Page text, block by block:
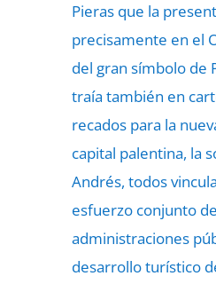
Pieras que la
precisamente en el
del gran símbolo de
traía también en
recados para la
capital palentina, la
Andrés, todos
esfuerzo conjunto
administraciones
desarrollo turístico